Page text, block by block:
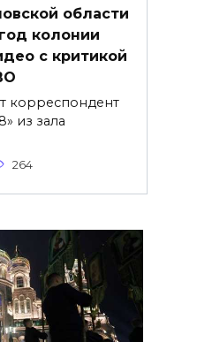
области
колонии
с критикой
корреспондент
из зала
264